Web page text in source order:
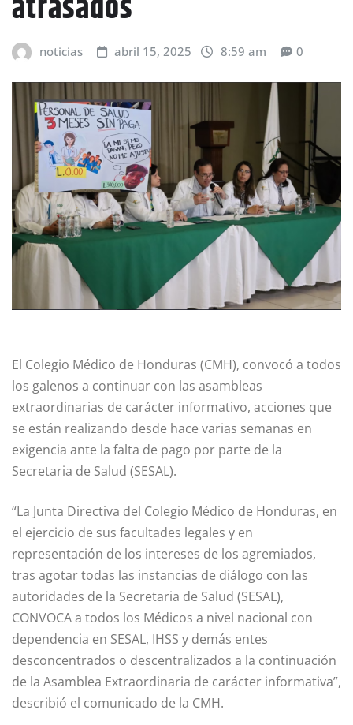
noticias abril 15, 2025 8:59 am 0
El Colegio Médico de Honduras (CMH), convocó a todos
los galenos a continuar con las asambleas
extraordinarias de carácter informativo, acciones que
se están realizando desde hace varias semanas en
exigencia ante la falta de pago por parte de la
Secretaria de Salud (SESAL).
“La Junta Directiva del Colegio Médico de Honduras, en
el ejercicio de sus facultades legales y en
representación de los intereses de los agremiados,
tras agotar todas las instancias de diálogo con las
autoridades de la Secretaria de Salud (SESAL),
CONVOCA a todos los Médicos a nivel nacional con
dependencia en SESAL, IHSS y demás entes
desconcentrados o descentralizados a la continuación
de la Asamblea Extraordinaria de carácter informativa”,
describió el comunicado de la CMH.